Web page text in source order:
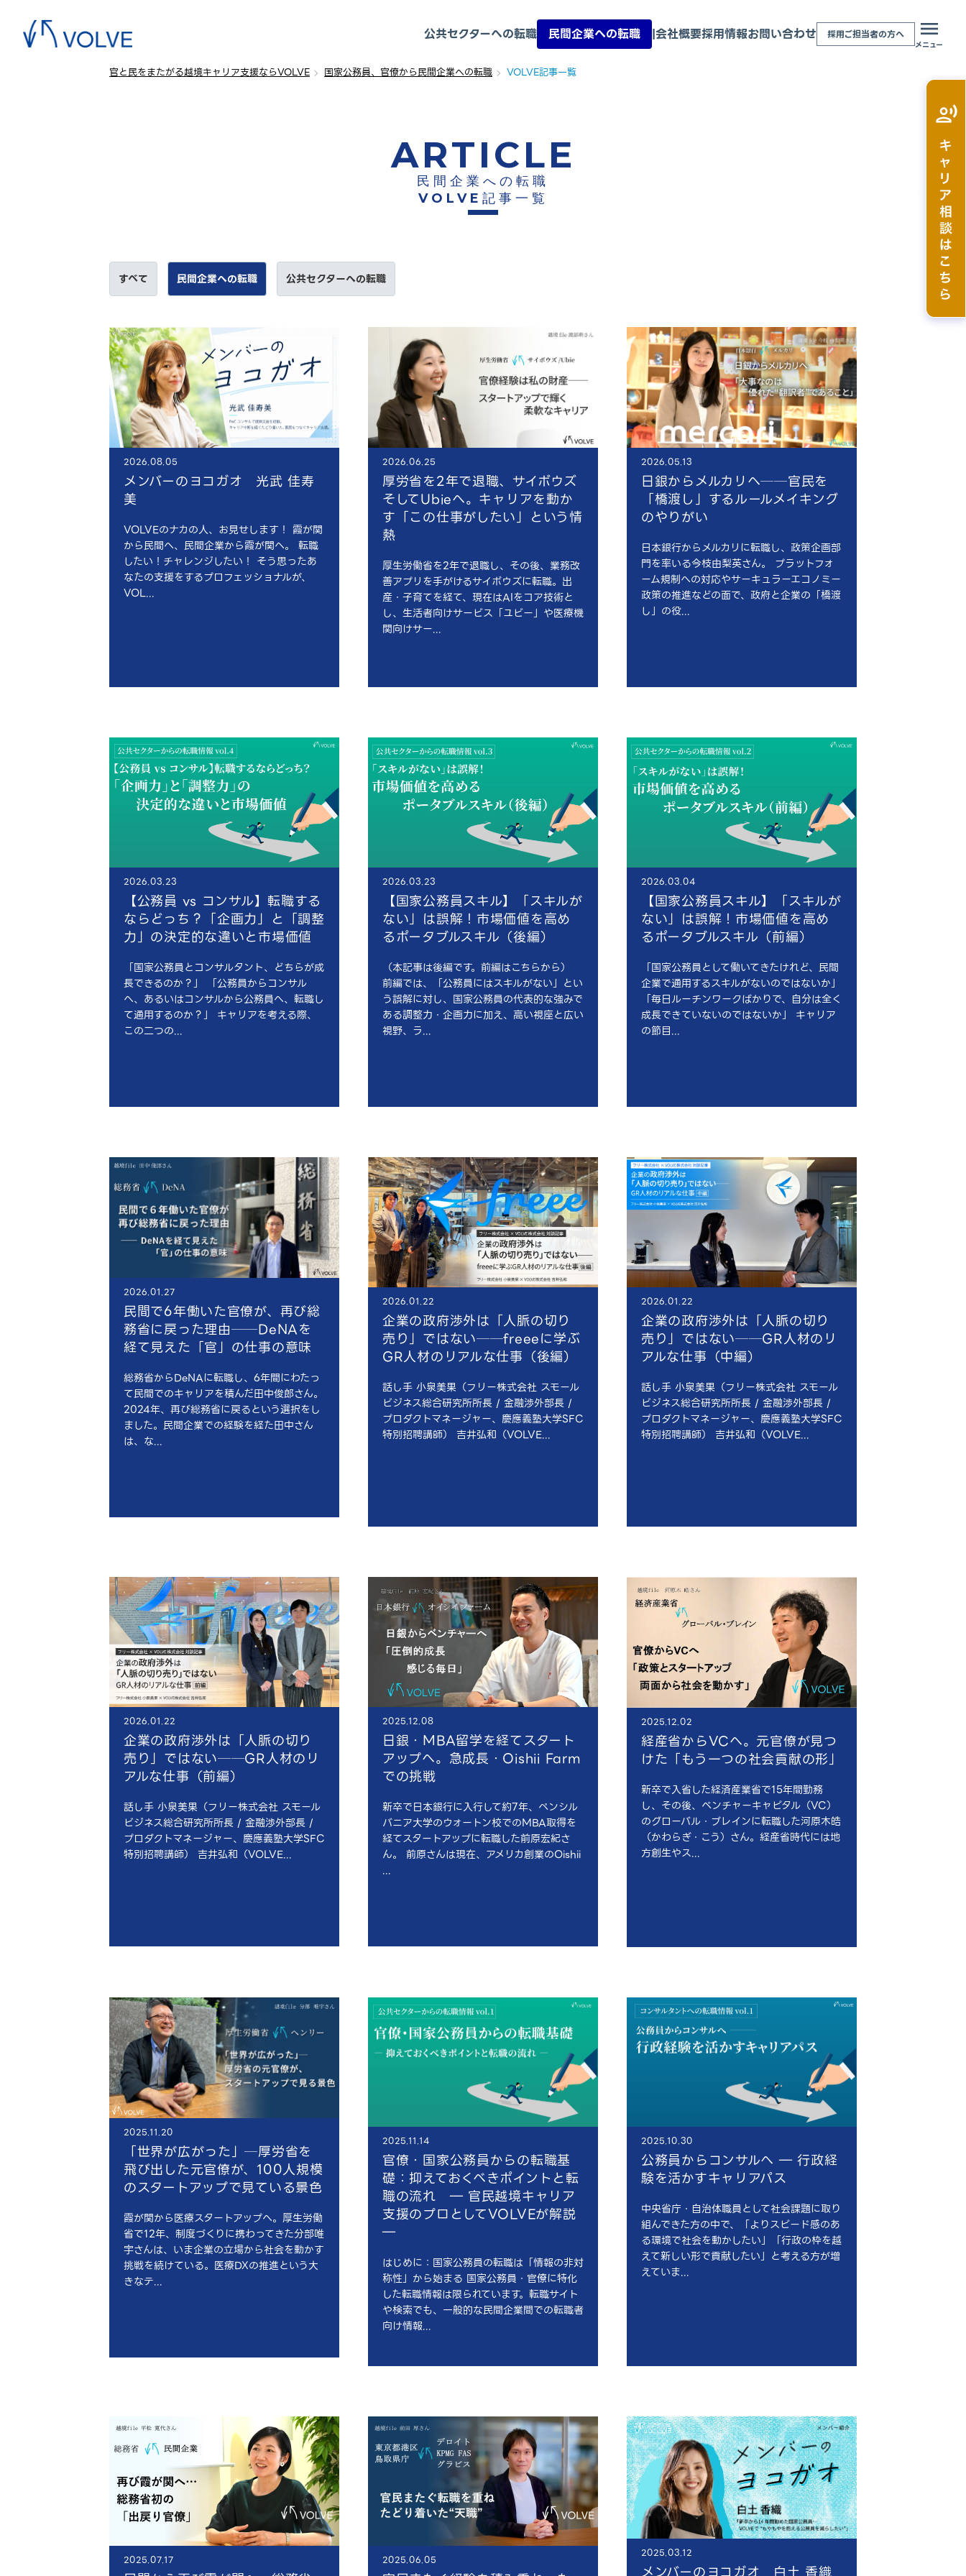
公共セクターへの転職 民間企業への転職 |会社概要採用情報お問い合わせ 採用ご担当者の方へ
メニュー
官と民をまたがる越境キャリア支援ならVOLVE 国家公務員、官僚から民間企業への転職 VOLVE記事一覧
ARTICLE
民間企業への転職
VOLVE記事一覧
すべて 民間企業への転職 公共セクターへの転職
2026.08.05
メンバーのヨコガオ 光武 佳寿
美
VOLVEのナカの人、お見せします！ 霞が関
から民間へ、民間企業から霞が関へ。 転職
したい！チャレンジしたい！ そう思ったあ
なたの支援をするプロフェッショナルが、
VOL...
2026.06.25
厚労省を2年で退職、サイボウズ
そしてUbieへ。キャリアを動か
す「この仕事がしたい」という情
熱
厚生労働省を2年で退職し、その後、業務改
善アプリを手がけるサイボウズに転職。出
産・子育てを経て、現在はAIをコア技術と
し、生活者向けサービス「ユビー」や医療機
関向けサー...
2026.05.13
日銀からメルカリへ──官民を
「橋渡し」するルールメイキング
のやりがい
日本銀行からメルカリに転職し、政策企画部
門を率いる今枝由梨英さん。 プラットフォ
ーム規制への対応やサーキュラーエコノミー
政策の推進などの面で、政府と企業の「橋渡
し」の役...
2026.03.23
【公務員 vs コンサル】転職する
ならどっち？「企画力」と「調整
力」の決定的な違いと市場価値
「国家公務員とコンサルタント、どちらが成
長できるのか？」 「公務員からコンサル
へ、あるいはコンサルから公務員へ、転職し
て通用するのか？」 キャリアを考える際、
この二つの...
2026.03.23
【国家公務員スキル】「スキルが
ない」は誤解！市場価値を高め
るポータブルスキル（後編）
（本記事は後編です。前編はこちらから）
前編では、「公務員にはスキルがない」とい
う誤解に対し、国家公務員の代表的な強みで
ある調整力・企画力に加え、高い視座と広い
視野、ラ...
2026.03.04
【国家公務員スキル】「スキルが
ない」は誤解！市場価値を高め
るポータブルスキル（前編）
「国家公務員として働いてきたけれど、民間
企業で通用するスキルがないのではないか」
「毎日ルーチンワークばかりで、自分は全く
成長できていないのではないか」 キャリア
の節目...
2026.01.27
民間で6年働いた官僚が、再び総
務省に戻った理由──DeNAを
経て見えた「官」の仕事の意味
総務省からDeNAに転職し、6年間にわたっ
て民間でのキャリアを積んだ田中俊郎さん。
2024年、再び総務省に戻るという選択をし
ました。民間企業での経験を経た田中さん
は、な...
2026.01.22
企業の政府渉外は「人脈の切り
売り」ではない──freeeに学ぶ
GR人材のリアルな仕事（後編）
話し手 小泉美果（フリー株式会社 スモール
ビジネス総合研究所所長 / 金融渉外部長 /
プロダクトマネージャー、慶應義塾大学SFC
特別招聘講師） 吉井弘和（VOLVE...
2026.01.22
企業の政府渉外は「人脈の切り
売り」ではない──GR人材のリ
アルな仕事（中編）
話し手 小泉美果（フリー株式会社 スモール
ビジネス総合研究所所長 / 金融渉外部長 /
プロダクトマネージャー、慶應義塾大学SFC
特別招聘講師） 吉井弘和（VOLVE...
2026.01.22
企業の政府渉外は「人脈の切り
売り」ではない──GR人材のリ
アルな仕事（前編）
話し手 小泉美果（フリー株式会社 スモール
ビジネス総合研究所所長 / 金融渉外部長 /
プロダクトマネージャー、慶應義塾大学SFC
特別招聘講師） 吉井弘和（VOLVE...
2025.12.08
日銀・MBA留学を経てスタート
アップへ。急成長・Oishii Farm
での挑戦
新卒で日本銀行に入行して約7年、ペンシル
バニア大学のウォートン校でのMBA取得を
経てスタートアップに転職した前原宏紀さ
ん。 前原さんは現在、アメリカ創業のOishii
...
2025.12.02
経産省からVCへ。元官僚が見つ
けた「もう一つの社会貢献の形」
新卒で入省した経済産業省で15年間勤務
し、その後、ベンチャーキャピタル（VC）
のグローバル・ブレインに転職した河原木皓
（かわらぎ・こう）さん。経産省時代には地
方創生やス...
2025.11.20
「世界が広がった」─厚労省を
飛び出した元官僚が、100人規模
のスタートアップで見ている景色
霞が関から医療スタートアップへ。厚生労働
省で12年、制度づくりに携わってきた分部唯
宇さんは、いま企業の立場から社会を動かす
挑戦を続けている。医療DXの推進という大
きなテ...
2025.11.14
官僚・国家公務員からの転職基
礎：抑えておくべきポイントと転
職の流れ ― 官民越境キャリア
支援のプロとしてVOLVEが解説
―
はじめに：国家公務員の転職は「情報の非対
称性」から始まる 国家公務員・官僚に特化
した転職情報は限られています。転職サイト
や検索でも、一般的な民間企業間での転職者
向け情報...
2025.10.30
公務員からコンサルへ ― 行政経
験を活かすキャリアパス
中央省庁・自治体職員として社会課題に取り
組んできた方の中で、「よりスピード感のあ
る環境で社会を動かしたい」「行政の枠を越
えて新しい形で貢献したい」と考える方が増
えていま...
2025.07.17 2025.06.05
2025.03.12
メンバーのヨコガオ 白土 香織